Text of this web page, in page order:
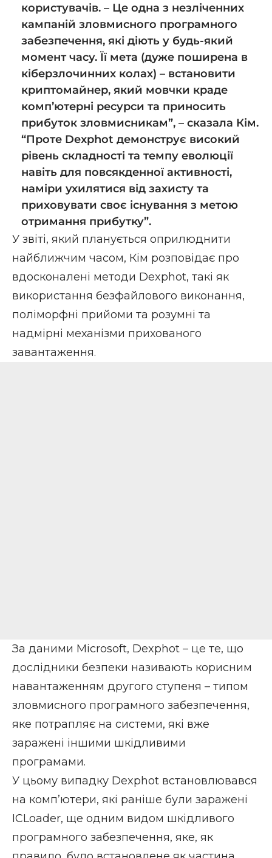
користувачів. – Це одна з незліченних
кампаній зловмисного програмного
забезпечення, які діють у будь-який
момент часу. Її мета (дуже поширена в
кіберзлочинних колах) – встановити
криптомайнер, який мовчки краде
комп’ютерні ресурси та приносить
прибуток зловмисникам”, – сказала Кім.
“Проте Dexphot демонструє високий
рівень складності та темпу еволюції
навіть для повсякденної активності,
наміри ухилятися від захисту та
приховувати своє існування з метою
отримання прибутку”.
У звіті, який планується оприлюднити
найближчим часом, Кім розповідає про
вдосконалені методи Dexphot, такі як
використання безфайлового виконання,
поліморфні прийоми та розумні та
надмірні механізми прихованого
завантаження.
За даними Microsoft, Dexphot – це те, що
дослідники безпеки називають корисним
навантаженням другого ступеня – типом
зловмисного програмного забезпечення,
яке потрапляє на системи, які вже
заражені іншими шкідливими
програмами.
У цьому випадку Dexphot встановлювався
на комп’ютери, які раніше були заражені
ICLoader, ще одним видом шкідливого
програмного забезпечення, яке, як